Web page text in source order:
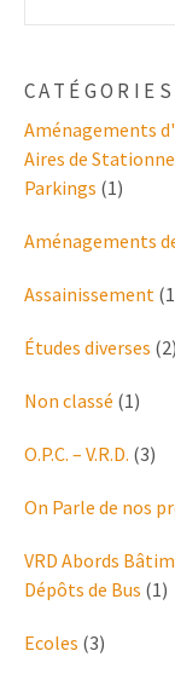
CATÉGORIES
Aménagements
Aires de
Parkings (1)
Aménagements
Assainissement
Études diverses (2)
Non classé (1)
O.P.C. – V.R.D. (3)
On Parle de nos
VRD Abords
Dépôts de Bus (1)
Ecoles (3)